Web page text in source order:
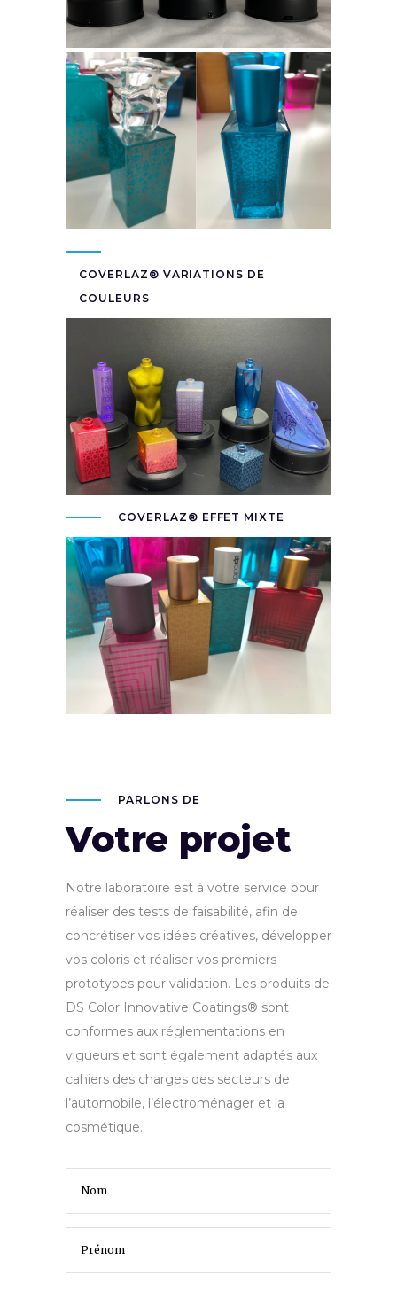
COVERLAZ® VARIATIONS DE
COULEURS
COVERLAZ® EFFET MIXTE
PARLONS DE
Votre projet
Notre laboratoire est à votre service pour
réaliser des tests de faisabilité, afin de
concrétiser vos idées créatives, développer
vos coloris et réaliser vos premiers
prototypes pour validation. Les produits de
DS Color Innovative Coatings® sont
conformes aux réglementations en
vigueurs et sont également adaptés aux
cahiers des charges des secteurs de
l’automobile, l’électroménager et la
cosmétique.